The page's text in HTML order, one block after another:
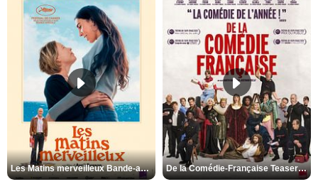
Les Matins merveilleux Bande-annonce VF De la Comédie-Française Teaser VF